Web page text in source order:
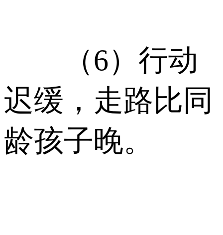
（6）行动
迟缓，走路比同
龄孩子晚。